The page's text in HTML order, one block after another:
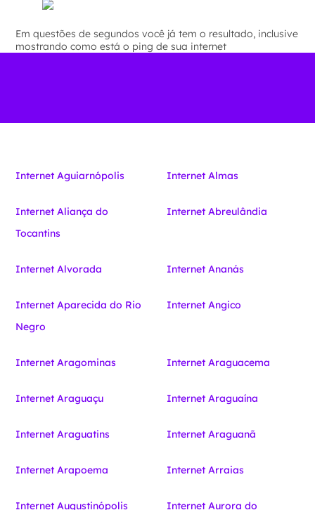
Em questões de segundos você já tem o resultado, inclusive
mostrando como está o ping de sua internet
Internet Aguiarnópolis Internet Almas
Internet Aliança do
Tocantins
Internet Abreulândia
Internet Alvorada Internet Ananás
Internet Aparecida do Rio
Negro
Internet Angico
Internet Aragominas Internet Araguacema
Internet Araguaçu Internet Araguaína
Internet Araguatins Internet Araguanã
Internet Arapoema Internet Arraias
Internet Augustinópolis
Internet Aurora do